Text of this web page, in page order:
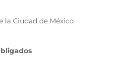
la Ciudad de México